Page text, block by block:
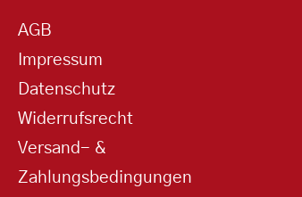
AGB
Impressum
Datenschutz
Widerrufsrecht
Versand- &
Zahlungsbedingungen